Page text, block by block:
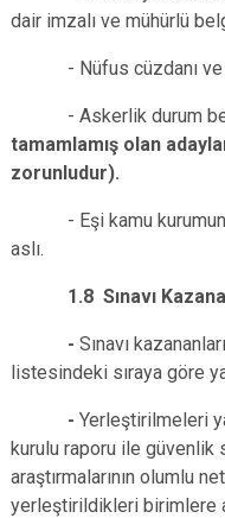
dair imzalı ve mühürlü
- Nüfus cüzdanı ve
- Askerlik durum
tamamlamış olan
zorunludur).
- Eşi kamu
aslı.
1.8 Sınavı
- Sınavı
listesindeki sıraya göre
- Yerleştirilmeleri
kurulu raporu ile güvenlik
araştırmalarının olumlu
yerleştirildikleri birimlere